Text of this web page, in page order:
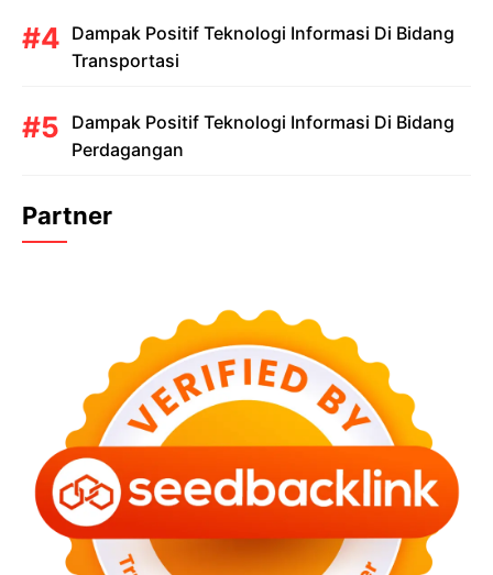
Dampak Positif Teknologi Informasi Di Bidang
Transportasi
Dampak Positif Teknologi Informasi Di Bidang
Perdagangan
Partner